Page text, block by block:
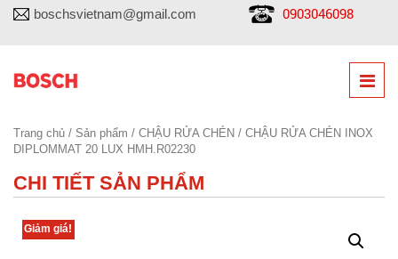
boschsvietnam@gmail.com 0903046098
Trang chủ / Sản phẩm / CHẬU RỬA CHÉN / CHẬU RỬA CHÉN INOX
DIPLOMMAT 20 LUX HMH.R02230
CHI TIẾT SẢN PHẨM
Giảm giá!